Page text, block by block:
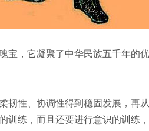
，它凝聚了中华民族五千年的
性、协调性得到稳固发展，再
练，而且还要进行意识的训练